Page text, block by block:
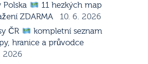
Polska
11 hezkých map
ZDARMA
10. 6. 2026
ČR
kompletní seznam
hranice a průvodce
2026